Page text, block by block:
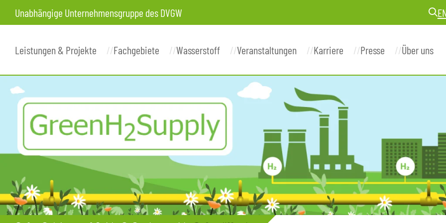
Unabhängige Unternehmensgruppe des DVGW
Leistungen & Projekte Fachgebiete Wasserstoff Veranstaltungen Karriere Presse Über uns